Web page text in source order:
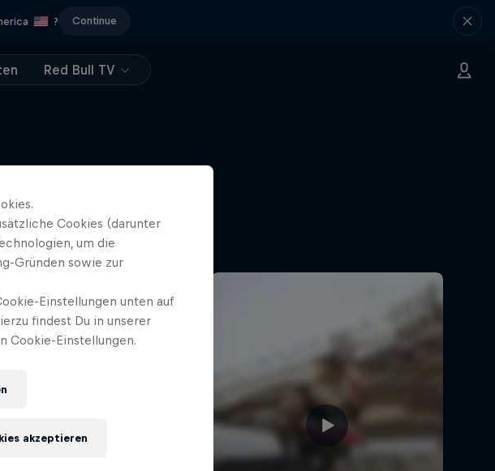
? Continue
Red Bull TV
Cookies (darunter
um die
Gründen sowie zur
Einstellungen unten auf
findest Du in unserer
Cookie-Einstellungen.
akzeptieren